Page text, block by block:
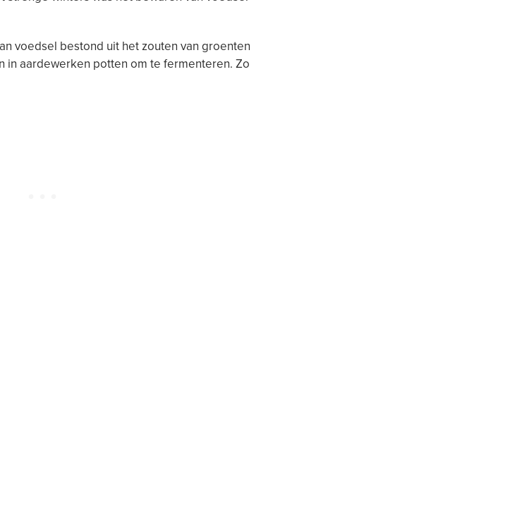
voedsel bestond uit het zouten van groenten
in aardewerken potten om te fermenteren. Zo